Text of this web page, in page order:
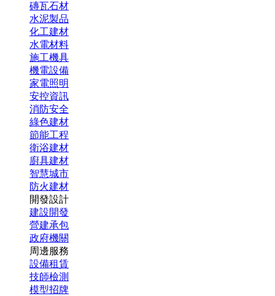
磚瓦石材
水泥製品
化工建材
水電材料
施工機具
機電設備
家電照明
安控資訊
消防安全
綠色建材
節能工程
衛浴建材
廚具建材
智慧城市
防火建材
開發設計
建設開發
營建承包
政府機關
周邊服務
設備租賃
技師檢測
模型招牌